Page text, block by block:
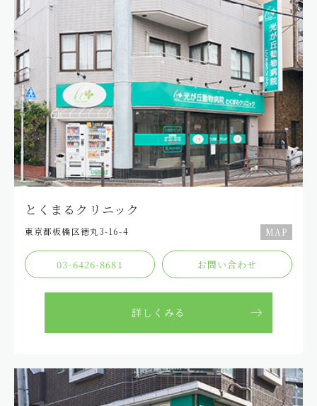
徳永先生不在のお知らせ
2025.05.08
練馬本院 6月30日(月) 休診時間のお知らせ
2025.04.07 グループ
4月10日の出勤獣医師について
2025.03.02 とくまる
【とくまる】3月の時間短縮のお知らせ
2025.02.14 グループ
2025.02.01 グループ
とくまるクリニック
東京都板橋区徳丸3-16-4 MAP
03-6426-8681 お問い合わせ
詳しくみる